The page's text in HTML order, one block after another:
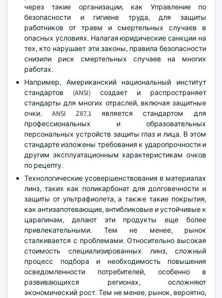
через такие организации, как Управление по
безопасности и гигиене труда, для защиты
работников от травм и смертельных случаев в
опасных условиях. Налагая юридические санкции на
тех, кто нарушает эти законы, правила безопасности
снизили риск смертельных случаев на многих
работах.
Например, Американский национальный институт
стандартов (ANSI) создает и распространяет
стандарты для многих отраслей, включая защитные
очки. ANSI Z87.1 является стандартом для
профессиональных и образовательных
персональных устройств защиты глаз и лица. В этом
стандарте изложены требования к ударопрочности и
другим эксплуатационным характеристикам очков
по рецепту.
Технологические усовершенствования в материалах
линз, таких как поликарбонат для долговечности и
защиты от ультрафиолета, а также такие покрытия,
как антизапотевающие, антибликовые и устойчивые к
царапинам, делают эти продукты еще более
привлекательными. Тем не менее, рынок
сталкивается с проблемами. Относительно высокая
стоимость специализированных линз, сложный
процесс подбора и необходимость повышения
осведомленности потребителей, особенно в
развивающихся регионах, осложняют
экономический рост. Тем не менее, рынок, вероятно,